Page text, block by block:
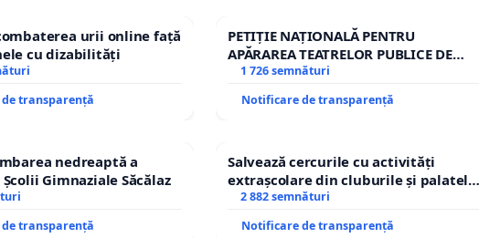
de director la Muzeul de Artă. Nici comisia de
că nu au luat act de situația lui Victor Neumann, de
le revin prin lege în chestiunea colaborării cu
urii online față
cu dizabilități
transparență
PETIȚIE NAȚIONALĂ PENTRU
APĂRAREA TEATRELOR PUBLICE DE
REPERTORIU DIN ROMÂNIA
1 726 semnături
Notificare de transparență
nedreaptă a
Gimnaziale Săcălaz
transparență
Salvează cercurile cu activități
extrașcolare din cluburile și palatele
copiilor
2 882 semnături
Notificare de transparență